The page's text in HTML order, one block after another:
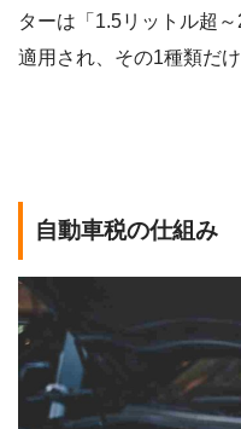
ターは「1.5リットル超
適用され、その1種類だけ
自動車税の仕組み